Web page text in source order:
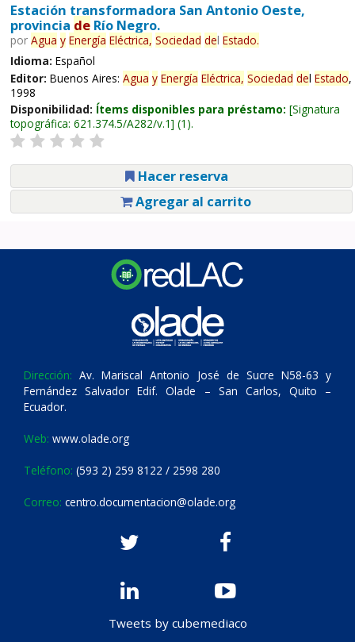
Estación transformadora San Antonio Oeste,
provincia deRío Negro.
por Agua y Energía Eléctrica, Sociedad del Estado.
Idioma: Español
Editor: Buenos Aires: Agua y Energía Eléctrica, Sociedad del Estado,
1998
Disponibilidad: Ítems disponibles para préstamo: Signatura
topográfica: 621.374.5/A282/v.1 (1).
Hacer reserva
Agregar al carrito
Dirección: Av. Mariscal Antonio José de Sucre N58-63 y
Fernández Salvador Edif. Olade – San Carlos, Quito –
Ecuador.
Web: www.olade.org
Teléfono: (593 2) 259 8122 / 2598 280
Correo: centro.documentacion@olade.org
Tweets by cubemediaco